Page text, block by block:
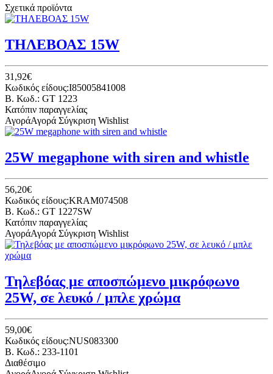
Σχετικά προϊόντα
ΤΗΛΕΒΟΑΣ 15W
31,92€
Κωδικός είδους:I85005841008
B. Κωδ.: GT 1223
Κατόπιν παραγγελίας
ΑγοράΑγορά Σύγκριση Wishlist
25W megaphone with siren and whistle
56,20€
Κωδικός είδους:KRAM074508
B. Κωδ.: GT 1227SW
Κατόπιν παραγγελίας
ΑγοράΑγορά Σύγκριση Wishlist
Τηλεβόας με αποσπώμενο μικρόφωνο
25W, σε λευκό / μπλε χρώμα
59,00€
Κωδικός είδους:NUS083300
B. Κωδ.: 233-1101
Διαθέσιμο